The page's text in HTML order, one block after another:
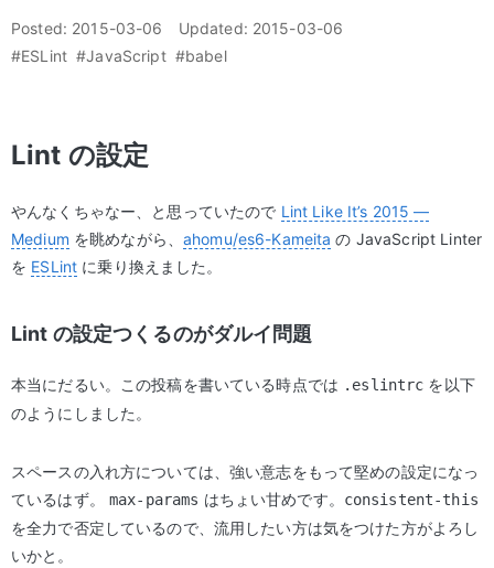
Posted: 2015-03-06 Updated: 2015-03-06
#ESLint #JavaScript #babel
Lint の設定
やんなくちゃなー、と思っていたので Lint Like It’s 2015 —
Medium を眺めながら、 ahomu/es6-Kameita の JavaScript Linter
を ESLint に乗り換えました。
Lint の設定つくるのがダルイ問題
本当にだるい。この投稿を書いている時点では .eslintrc を以下
のようにしました。
スペースの入れ方については、強い意志をもって堅めの設定になっ
ているはず。 max-params はちょい甘めです。 consistent-this
を全力で否定しているので、流用したい方は気をつけた方がよろし
いかと。